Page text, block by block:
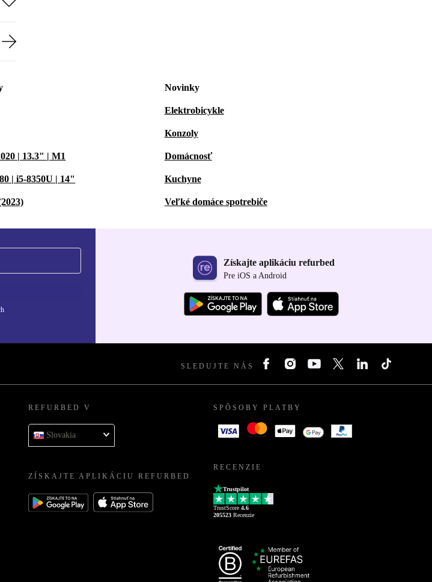
| 13.3" | M1
| i5-8350U | 14"
Novinky
Elektrobicykle
Konzoly
Domácnosť
Kuchyne
Veľké domáce spotrebiče
Získajte aplikáciu refurbed
Pre iOS a Android
SLEDUJTE NÁS
REFURBED V
Slovakia
ZÍSKAJTE APLIKÁCIU REFURBED
SPÔSOBY PLATBY
RECENZIE
Trustpilot
TrustScore 4.6
205523 Recenzie